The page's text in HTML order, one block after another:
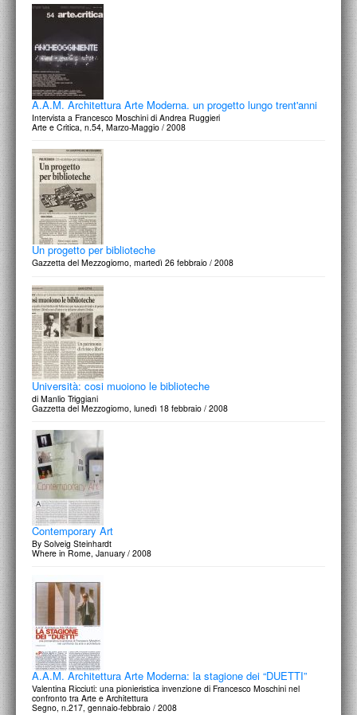
A.A.M. Architettura Arte Moderna. un progetto lungo trent'anni
Intervista a Francesco Moschini di Andrea Ruggieri
Arte e Critica, n.54, Marzo-Maggio / 2008
Un progetto per biblioteche
Gazzetta del Mezzogiorno, martedì 26 febbraio / 2008
Università: cosi muoiono le biblioteche
di Manlio Triggiani
Gazzetta del Mezzogiorno, lunedì 18 febbraio / 2008
Contemporary Art
By Solveig Steinhardt
Where in Rome, January / 2008
A.A.M. Architettura Arte Moderna: la stagione dei “DUETTI”
Valentina Ricciuti: una pionieristica invenzione di Francesco Moschini nel
confronto tra Arte e Architettura
Segno, n.217, gennaio-febbraio / 2008